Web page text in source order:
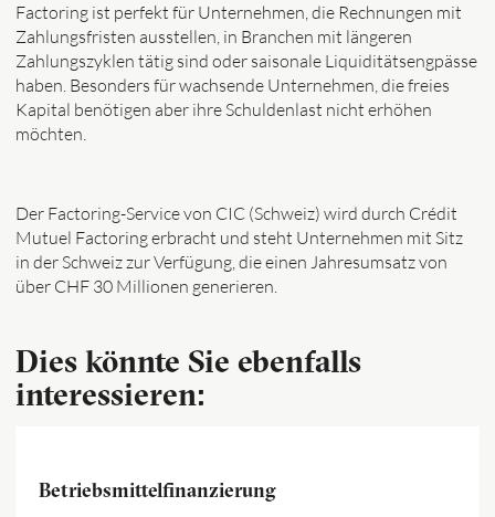
Factoring ist perfekt für Unternehmen, die Rechnungen mit
Zahlungsfristen ausstellen, in Branchen mit längeren
Zahlungszyklen tätig sind oder saisonale Liquiditätsengpässe
haben. Besonders für wachsende Unternehmen, die freies
Kapital benötigen aber ihre Schuldenlast nicht erhöhen
möchten.
Der Factoring-Service von CIC (Schweiz) wird durch Crédit
Mutuel Factoring erbracht und steht Unternehmen mit Sitz
in der Schweiz zur Verfügung, die einen Jahresumsatz von
über CHF 30 Millionen generieren.
Dies könnte Sie ebenfalls
interessieren:
Betriebsmittelfinanzierung